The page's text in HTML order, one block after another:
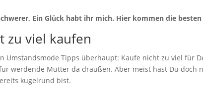
Ein Glück habt ihr mich. Hier kommen die
zu viel kaufen
Umstandsmode Tipps überhaupt: Kaufe nicht zu viel für
werdende Mütter da draußen. Aber meist hast Du
kugelrund bist.